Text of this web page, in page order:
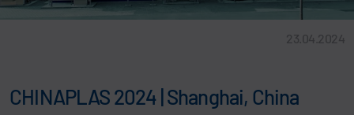
23.04.2024
CHINAPLAS 2024 | Shanghai, China